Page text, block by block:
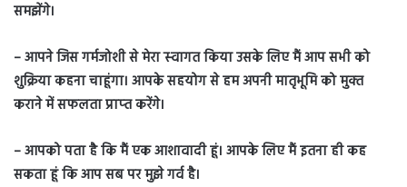
समझेंगे।
– आपने जिस गर्मजोशी से मेरा स्‍वागत किया उसके लिए मैं आप सभी को
शुक्रिया कहना चाहूंगा। आपके सहयोग से हम अपनी मातृभूमि को मुक्‍त
कराने में सफलता प्राप्‍त करेंगे।
– आपको पता है कि मैं एक आशावादी हूं। आपके लिए मैं इतना ही कह
सकता हूं कि आप सब पर मुझे गर्व है।